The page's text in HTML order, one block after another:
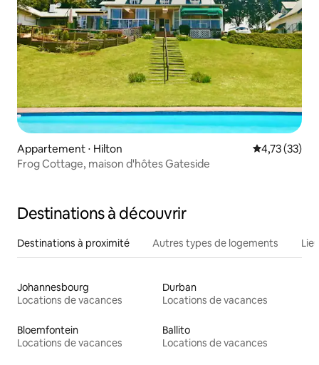
Appartement ⋅ Hilton Évaluation
4,73 (33)
Frog Cottage, maison d'hôtes Gateside
Destinations à découvrir
Destinations à proximité Autres types de logements
Johannesbourg
Locations de vacances
Durban
Locations de vacances
Bloemfontein
Locations de vacances
Ballito
Locations de vacances